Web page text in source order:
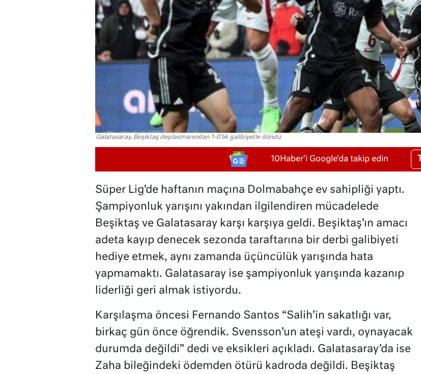
Galatasaray, Beşiktaş deplasmanından 1-0'lık galibiyetle döndü.
10Haber'i Google'da takip edin
Süper Lig’de haftanın maçına Dolmabahçe ev sahipliği yaptı.
Şampiyonluk yarışını yakından ilgilendiren mücadelede
Beşiktaş ve Galatasaray karşı karşıya geldi. Beşiktaş’ın amacı
adeta kayıp denecek sezonda taraftarına bir derbi galibiyeti
hediye etmek, aynı zamanda üçüncülük yarışında hata
yapmamaktı. Galatasaray ise şampiyonluk yarışında kazanıp
liderliği geri almak istiyordu.
Karşılaşma öncesi Fernando Santos “Salih’in sakatlığı var,
birkaç gün önce öğrendik. Svensson’un ateşi vardı, oynayacak
durumda değildi” dedi ve eksikleri açıkladı. Galatasaray’da ise
Zaha bileğindeki ödemden ötürü kadroda değildi. Beşiktaş